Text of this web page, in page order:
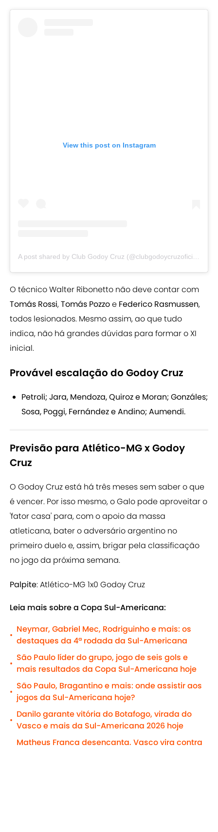
View this post on Instagram
A post shared by Club Godoy Cruz (@clubgodoycruzoficial)
O técnico Walter Ribonetto não deve contar com
Tomás Rossi,Tomás Pozzoe Federico Rasmussen,
todos lesionados. Mesmo assim, ao que tudo
indica, não há grandes dúvidas para formar o XI
inicial.
Provável escalação do Godoy Cruz
Petroli; Jara, Mendoza, Quiroz e Moran; Gonzáles;
Sosa, Poggi, Fernández e Andino; Aumendi.
Previsão para Atlético-MG x Godoy
Cruz
O Godoy Cruz está há três meses sem saber o que
é vencer. Por isso mesmo, o Galo pode aproveitar o
'fator casa' para, com o apoio da massa
atleticana, bater o adversário argentino no
primeiro duelo e, assim, brigar pela classificação
no jogo da próxima semana.
Palpite: Atlético-MG 1x0 Godoy Cruz
Leia mais sobre a Copa Sul-Americana:
•
Neymar, Gabriel Mec, Rodriguinho e mais: os
destaques da 4ª rodada da Sul-Americana
•
São Paulo líder do grupo, jogo de seis gols e
mais resultados da Copa Sul-Americana hoje
•
São Paulo, Bragantino e mais: onde assistir aos
jogos da Sul-Americana hoje?
•
Danilo garante vitória do Botafogo, virada do
Vasco e mais da Sul-Americana 2026 hoje
Matheus França desencanta, Vasco vira contra